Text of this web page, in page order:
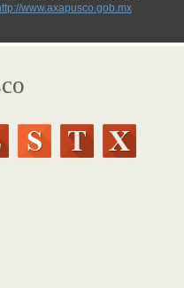
www.axapusco.gob.mx